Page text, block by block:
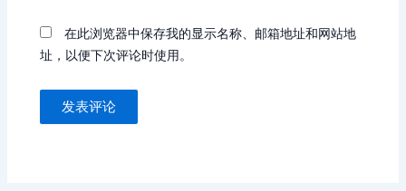
在此浏览器中保存我的显示名称、邮箱地址和网站地
址，以便下次评论时使用。